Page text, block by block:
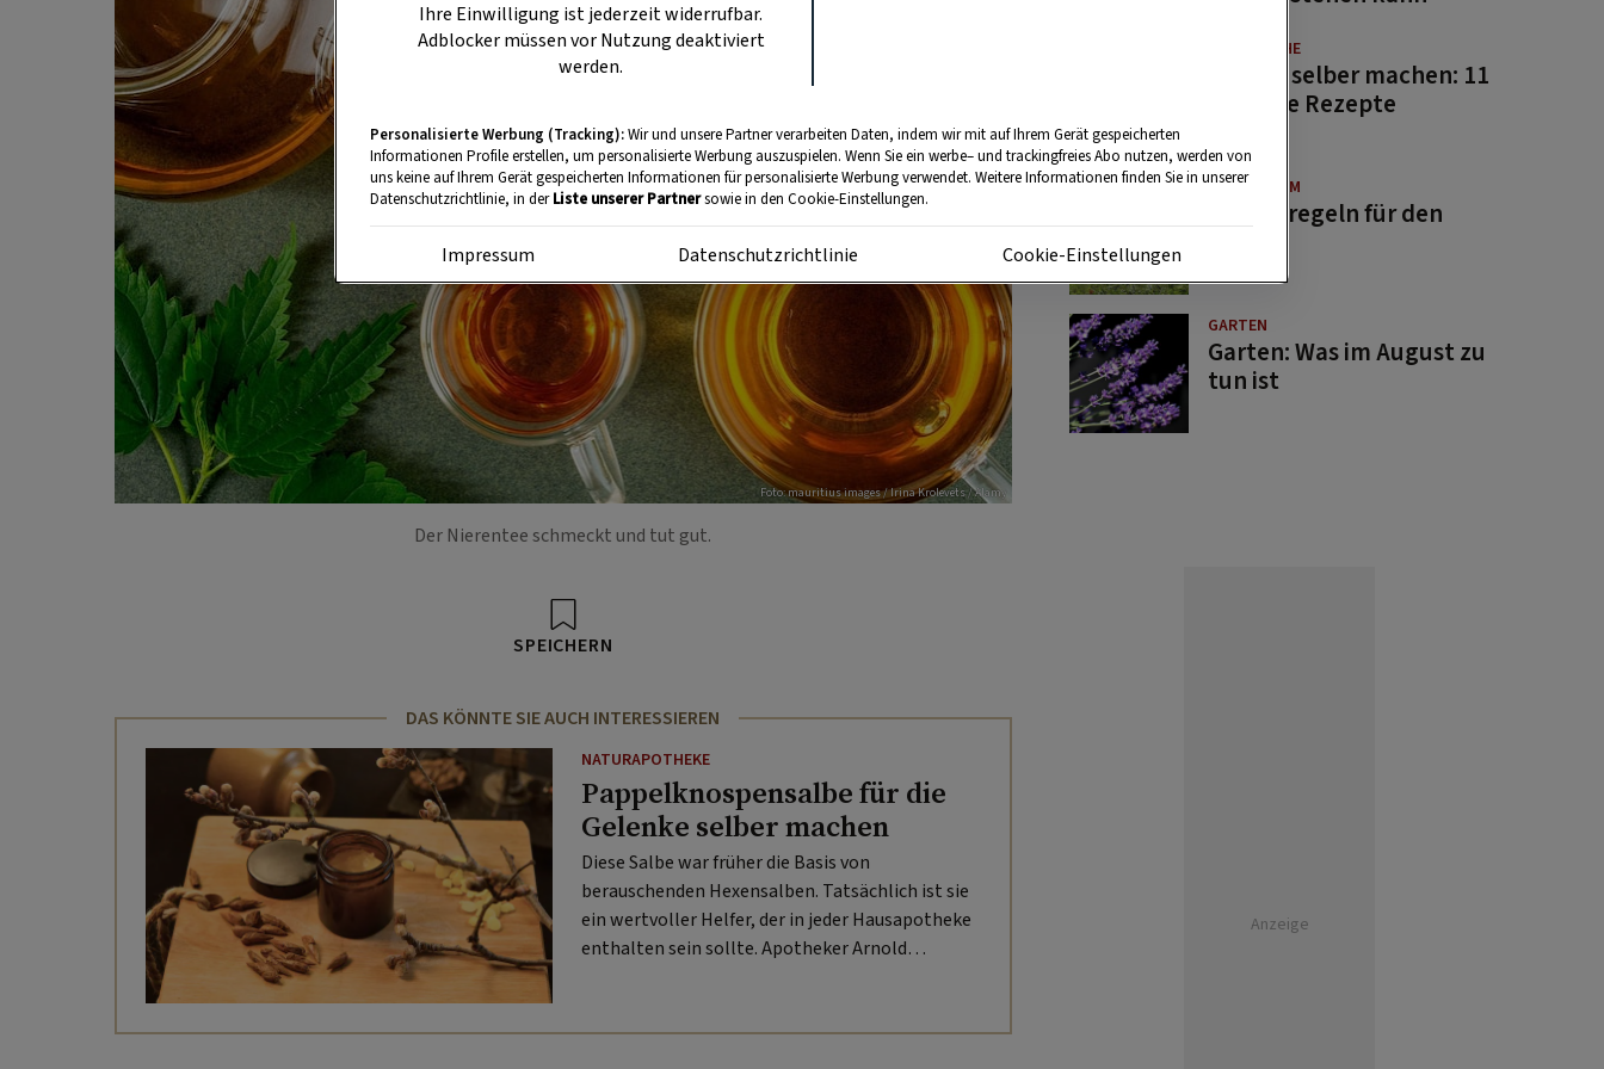
Foto: mauritius images / Irina Krolevets / Alamy
Der Nierentee schmeckt und tut gut.
SPEICHERN
DAS KÖNNTE SIE AUCH INTERESSIEREN
NATURAPOTHEKE
Pappelknospensalbe für die
Gelenke selber machen
Diese Salbe war früher die Basis von
berauschenden Hexensalben. Tatsächlich ist sie
ein wertvoller Helfer, der in jeder Hausapotheke
enthalten sein sollte. Apotheker Arnold
GUTE KÜCHE
Saucen selber machen: 11
beliebte Rezepte
BRAUCHTUM
Bauernregeln für den
GARTEN
Garten: Was im August zu
tun ist
Anzeige
Ihre Einwilligung ist jederzeit widerrufbar.
Adblocker müssen vor Nutzung deaktiviert
werden.
Personalisierte Werbung (Tracking):Wir und unsere Partner verarbeiten Daten, indem wir mit auf Ihrem Gerät gespeicherten
Informationen Profile erstellen, um personalisierte Werbung auszuspielen. Wenn Sie ein werbe– und trackingfreies Abo nutzen, werden von
uns keine auf Ihrem Gerät gespeicherten Informationen für personalisierte Werbung verwendet. Weitere Informationen finden Sie in unserer
Datenschutzrichtlinie, in derListe unserer Partnersowie in den Cookie-Einstellungen.
Impressum Datenschutzrichtlinie Cookie-Einstellungen